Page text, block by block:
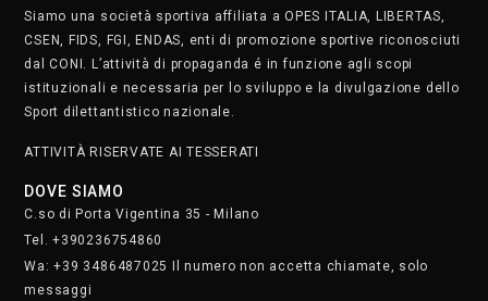
Siamo una società sportiva affiliata a OPES ITALIA, LIBERTAS,
CSEN, FIDS, FGI, ENDAS, enti di promozione sportive riconosciuti
dal CONI. L’attività di propaganda é in funzione agli scopi
istituzionali e necessaria per lo sviluppo e la divulgazione dello
Sport dilettantistico nazionale.
ATTIVITÀ RISERVATE AI TESSERATI
DOVE SIAMO
C.so di Porta Vigentina 35 - Milano
Tel. +390236754860
Wa: +39 3486487025 Il numero non accetta chiamate, solo
messaggi